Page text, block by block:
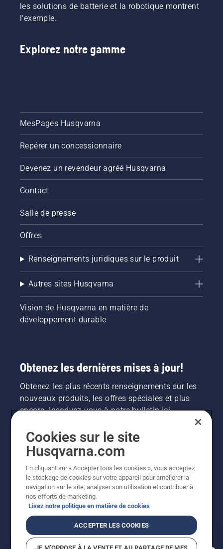
les solutions de batterie et la robotique montrent
l’exemple.
Explorez notre gamme
MesPages Husqvarna
Repérer un concessionnaire
Devenez un revendeur agréé Husqvarna
Contact
Salle de presse
Offres
Renseignements juridiques sur le produit
Autres sites Husqvarna
Vision de Husqvarna en matière de
développement durable
Obtenez les dernières mises à jour!
Obtenez les plus récents renseignements sur les
nouveaux produits, les offres spéciales et plus
encore. Inscrivez-vous à notre bulletin ici.
INSCRIPTION À LA NEWSLETTER
Cookies sur le site
Husqvarna.com
En cliquant sur « Accepter tous les cookies », vous acceptez
le stockage de cookies sur votre appareil pour améliorer la
navigation sur le site, analyser son utilisation et contribuer à
nos efforts de marketing.
Lisez notre politique en matière de cookies
ACCEPTER LES COOKIES